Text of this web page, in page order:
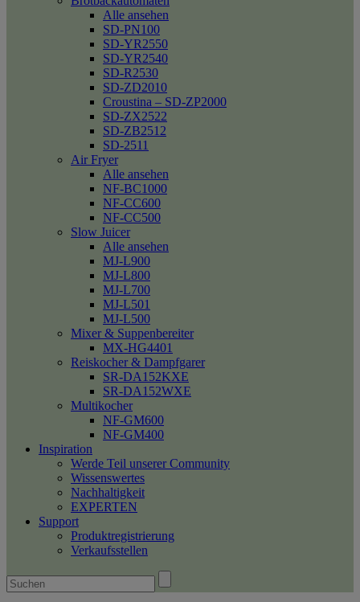
Alle ansehen
SD-PN100
SD-YR2550
SD-YR2540
SD-R2530
SD-ZD2010
Croustina – SD-ZP2000
SD-ZX2522
SD-ZB2512
SD-2511
Air Fryer
Alle ansehen
NF-BC1000
NF-CC600
NF-CC500
Slow Juicer
Alle ansehen
MJ-L900
MJ-L800
MJ-L700
MJ-L501
MJ-L500
Mixer & Suppenbereiter
MX-HG4401
Reiskocher & Dampfgarer
SR-DA152KXE
SR-DA152WXE
Multikocher
NF-GM600
NF-GM400
Inspiration
Werde Teil unserer Community
Wissenswertes
Nachhaltigkeit
EXPERTEN
Support
Produktregistrierung
Verkaufsstellen